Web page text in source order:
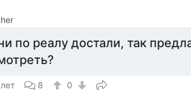
по реалу достали, так
8 0